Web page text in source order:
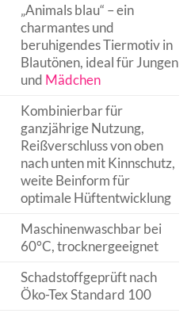
„Animals blau“ – ein
charmantes und
beruhigendes Tiermotiv in
Blautönen, ideal für Jungen
und Mädchen
Kombinierbar für
ganzjährige Nutzung,
Reißverschluss von oben
nach unten mit Kinnschutz,
weite Beinform für
optimale Hüftentwicklung
Maschinenwaschbar bei
60°C, trocknergeeignet
Schadstoffgeprüft nach
Öko-Tex Standard 100